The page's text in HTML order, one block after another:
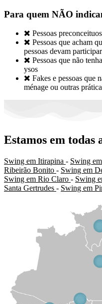
Para quem NÃO
 Pessoas
 Pessoas que acham
pessoas devam
 Pessoas que não
ysos
 Fakes e pessoas que
ménage ou outras
Estamos em todas
Swing em Itirapina - Swing
Ribeirão Bonito - Swing em
Swing em Rio Claro - Swing
Santa Gertrudes - Swing em